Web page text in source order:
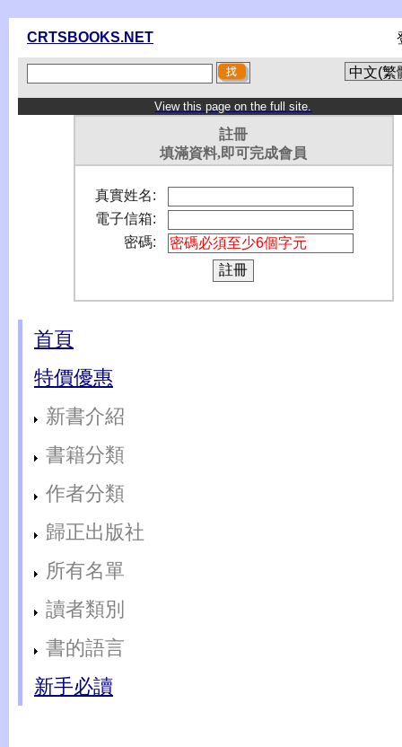
CRTSBOOKS.NET
View this page on the full site.
註冊
填滿資料,即可完成會員
真實姓名:
電子信箱:
密碼:
首頁
特價優惠
新書介紹
書籍分類
作者分類
歸正出版社
所有名單
讀者類別
書的語言
新手必讀